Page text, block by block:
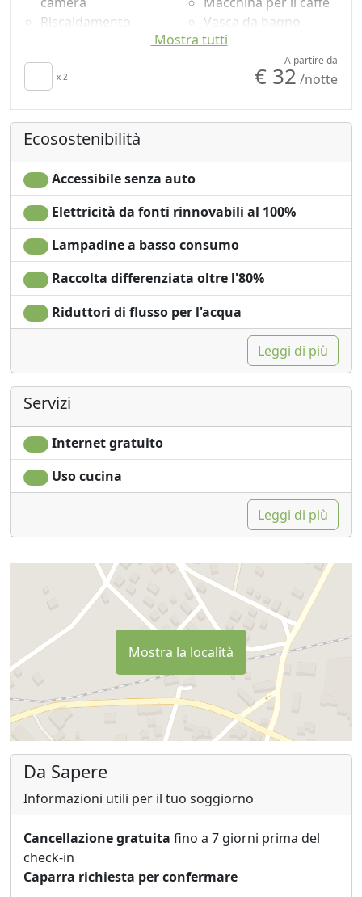
Riscaldamento
Cucina
Asciugamani
Scrivania
Tavolo da pranzo
Vasca da bagno
Doccia
Bagno in comune
Microonde
Mostra tutti
x 2
A partire da
€ 32 /notte
Ecosostenibilità
Accessibile senza auto
Elettricità da fonti rinnovabili al 100%
Lampadine a basso consumo
Raccolta differenziata oltre l'80%
Riduttori di flusso per l'acqua
Leggi di più
Servizi
Internet gratuito
Uso cucina
Leggi di più
Mostra la località
Da Sapere
Informazioni utili per il tuo soggiorno
Cancellazione gratuita fino a 7 giorni prima del
check-in
Caparra richiesta per confermare